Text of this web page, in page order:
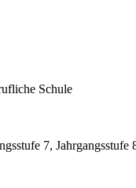
Schule
7,